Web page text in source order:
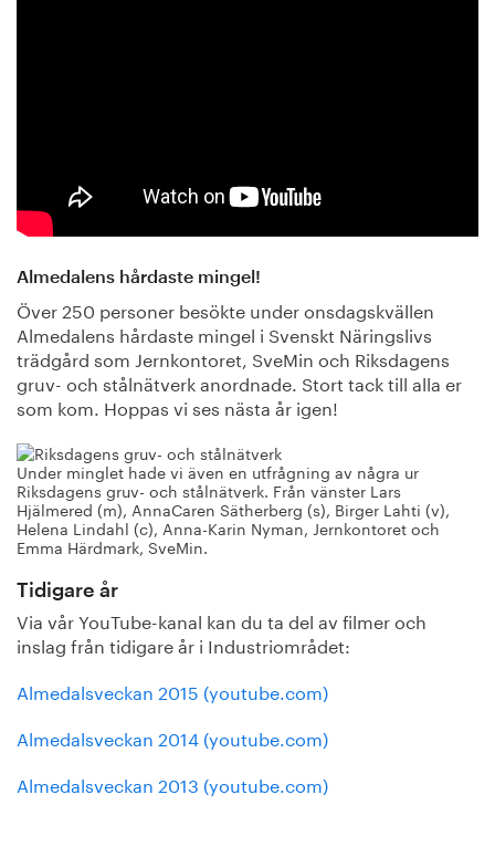
Almedalens hårdaste mingel!
Över 250 personer besökte under onsdagskvällen
Almedalens hårdaste mingel i Svenskt Näringslivs
trädgård som Jernkontoret, SveMin och Riksdagens
gruv- och stålnätverk anordnade. Stort tack till alla er
som kom. Hoppas vi ses nästa år igen!
Under minglet hade vi även en utfrågning av några ur
Riksdagens gruv- och stålnätverk. Från vänster Lars
Hjälmered (m), AnnaCaren Sätherberg (s), Birger Lahti (v),
Helena Lindahl (c), Anna-Karin Nyman, Jernkontoret och
Emma Härdmark, SveMin.
Tidigare år
Via vår YouTube-kanal kan du ta del av filmer och
inslag från tidigare år i Industriområdet:
Almedalsveckan 2015 (youtube.com)
Almedalsveckan 2014 (youtube.com)
Almedalsveckan 2013 (youtube.com)